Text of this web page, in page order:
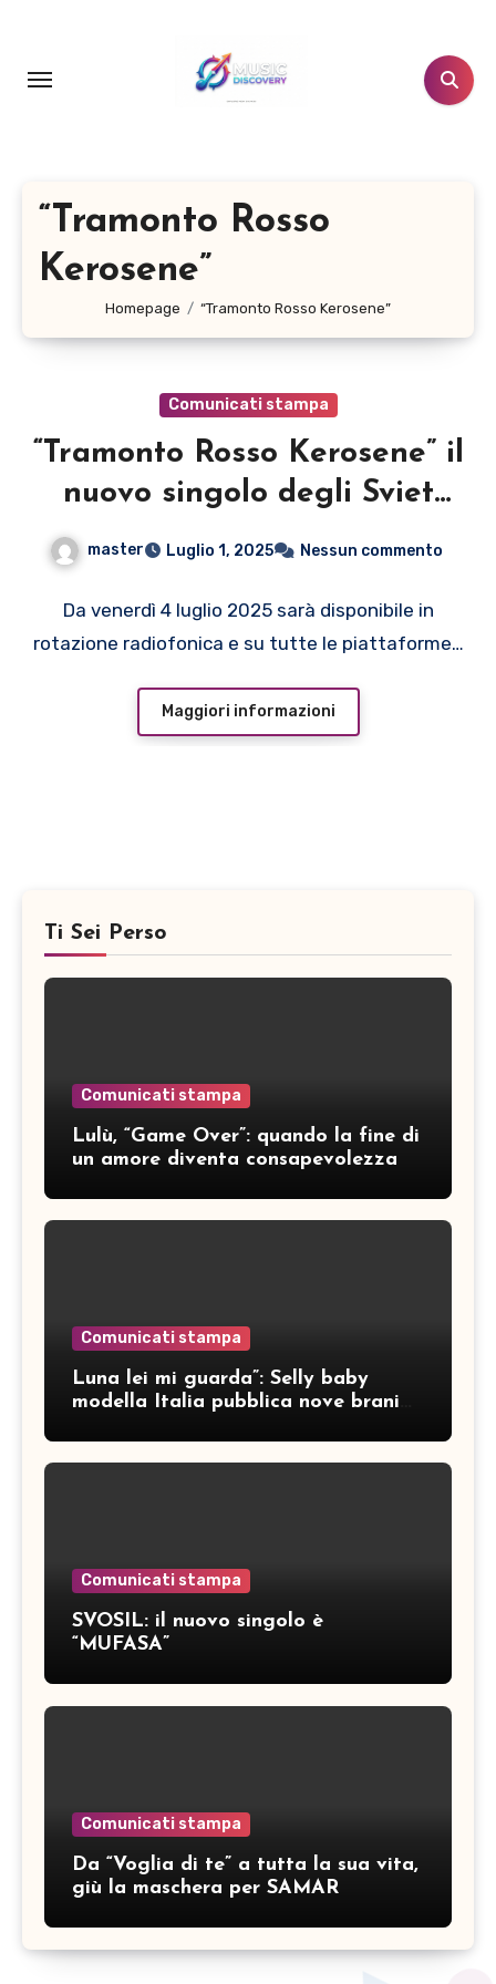
contenuto
“Tramonto Rosso
Kerosene”
Homepage “Tramonto Rosso Kerosene”
Comunicati stampa
“Tramonto Rosso Kerosene” il
nuovo singolo degli Sviet
master Luglio 1, 2025 Nessun commento
Da venerdì 4 luglio 2025 sarà disponibile in
rotazione radiofonica e su tutte le piattaforme…
Maggiori informazioni
Ti Sei Perso
Comunicati stampa
Lulù, “Game Over”: quando la fine di
un amore diventa consapevolezza
Comunicati stampa
Luna lei mi guarda”: Selly baby
modella Italia pubblica nove brani
Comunicati stampa
SVOSIL: il nuovo singolo è
“MUFASA”
Comunicati stampa
Da “Voglia di te” a tutta la sua vita,
giù la maschera per SAMAR